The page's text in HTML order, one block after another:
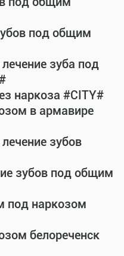
под общим
зуба под
наркоза #CITY#
в армавире
зубов
зубов под общим
под наркозом
белореченск